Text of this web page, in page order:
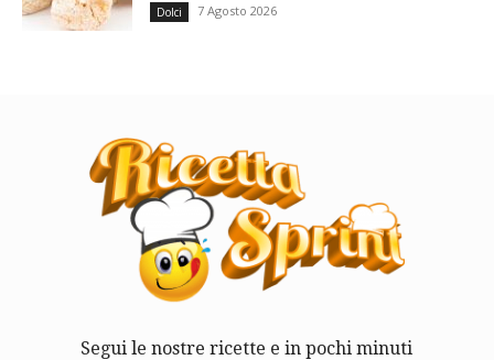
Dolci 7 Agosto 2026
Segui le nostre ricette e in pochi minuti